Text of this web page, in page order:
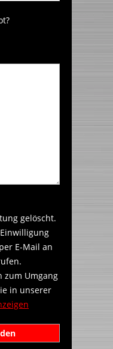
gelöscht.
E-Mail an
zum Umgang
in unserer